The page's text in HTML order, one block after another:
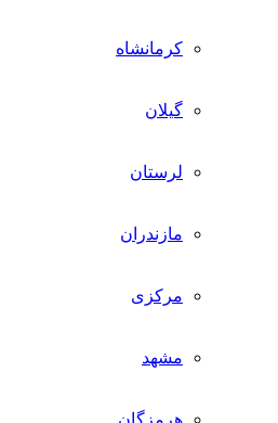
کرمانشاه
گیلان
لرستان
مازندران
مرکزی
مشهد
هرمزگان